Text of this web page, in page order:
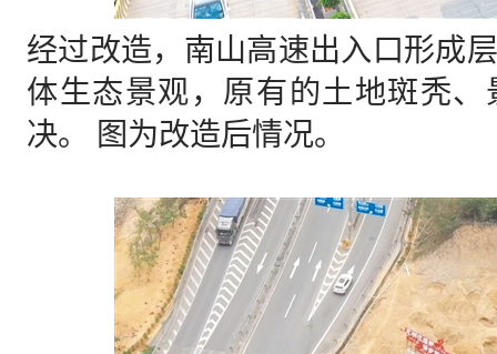
经过改造，南山高速出入口形成
体生态景观，原有的土地斑秃
决。 图为改造后情况。